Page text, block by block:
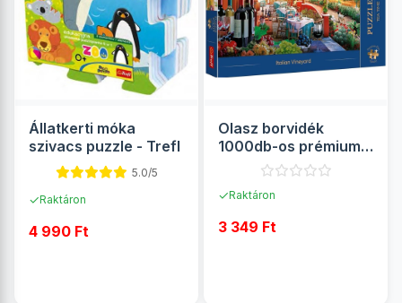
Állatkerti móka
szivacs puzzle - Trefl
5.0/5
✓Raktáron
4 990 Ft
Olasz borvidék
1000db-os prémium
puzzle - Trefl
✓Raktáron
3 349 Ft